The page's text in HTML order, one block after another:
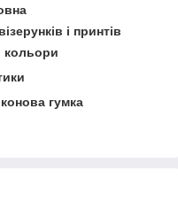
і принтів
кольори
гумка